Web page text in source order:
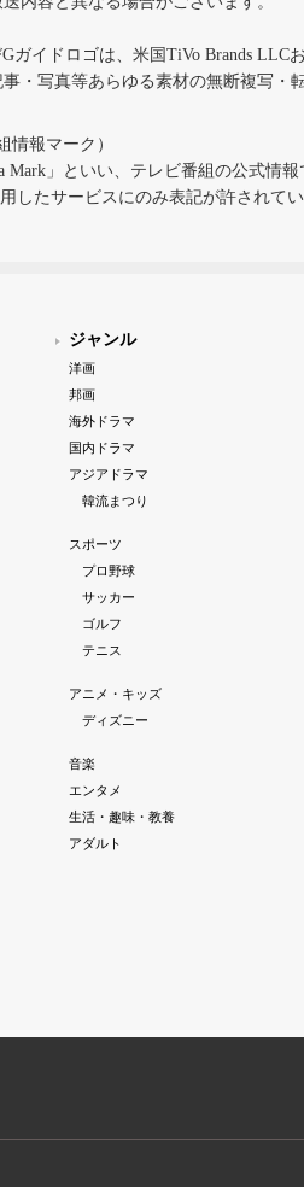
ガイドロゴは、米国TiVo Brands
・写真等あらゆる素材の無断複写・
情報マーク）
Mark」といい、テレビ番組の公式情報
したサービスにのみ表記が許されて
ジャンル
洋画
邦画
海外ドラマ
国内ドラマ
アジアドラマ
韓流まつり
スポーツ
プロ野球
サッカー
ゴルフ
テニス
アニメ・キッズ
ディズニー
音楽
エンタメ
生活・趣味・教養
アダルト